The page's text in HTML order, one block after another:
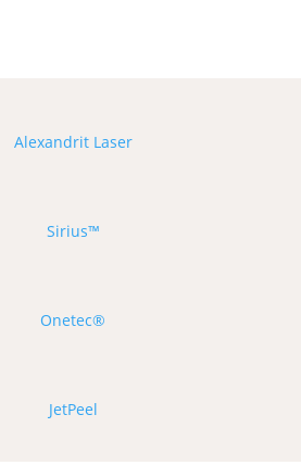
Alexandrit Laser
Sirius™
Onetec®
JetPeel